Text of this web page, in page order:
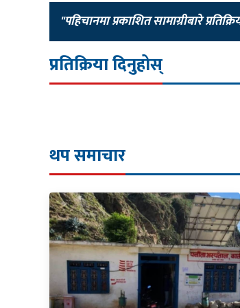
"पहिचानमा प्रकाशित सामाग्रीबारे
प्रतिक्रिया दिनुहोस्
थप समाचार